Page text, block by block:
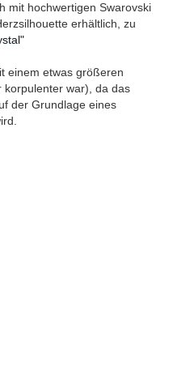
mit hochwertigen Swarovski
erhältlich, zu
einem etwas größeren
korpulenter war), da das
der Grundlage eines